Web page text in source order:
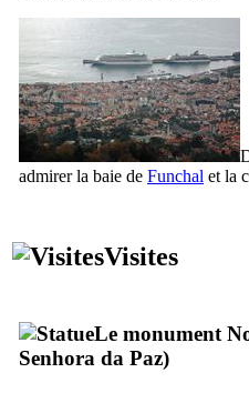
admirer la baie de Funchal et la
Visites
Le monument
Senhora da Paz)